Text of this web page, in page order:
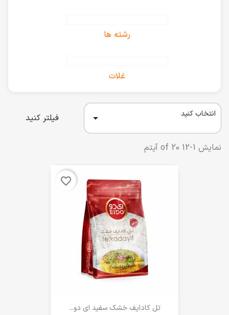
رشته ها
غلات
انتخاب کنید  فیلتر کنید
نمایش 1-12 of 20 آیتم
تل کادایف خشک سفید ای دو...
favorite_border